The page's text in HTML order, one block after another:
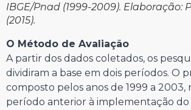
IBGE/Pnad (1999-2009). Elaboração:
(2015).
O Método de Avaliação
A partir dos dados coletados, os
dividiram a base em dois períodos. O
composto pelos anos de 1999 a 2003,
período anterior à implementação do